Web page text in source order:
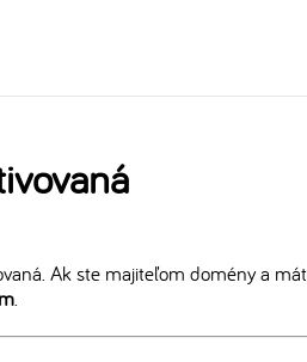
Ak ste majiteľom domény a